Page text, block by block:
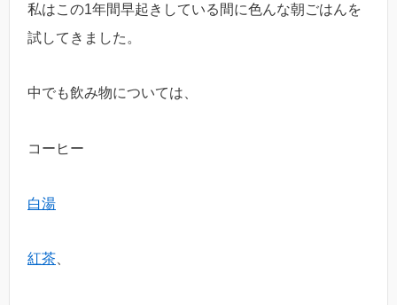
私はこの1年間早起きしている間に色んな朝ごはんを
試してきました。
中でも飲み物については、
コーヒー
白湯
紅茶、